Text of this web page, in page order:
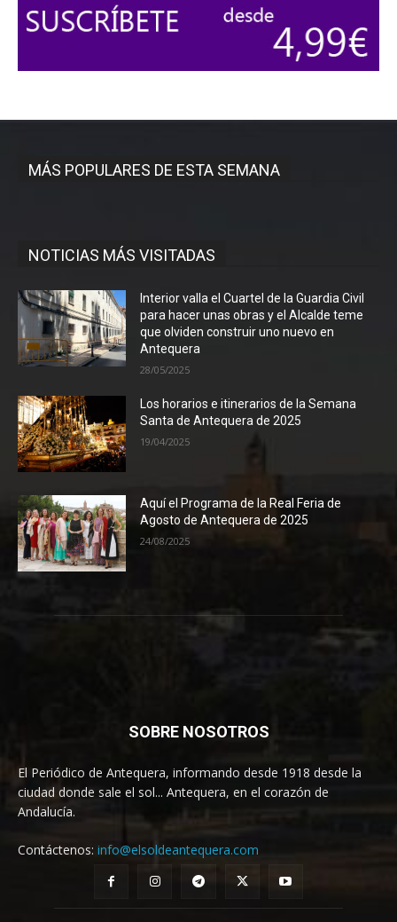
MÁS POPULARES DE ESTA SEMANA
NOTICIAS MÁS VISITADAS
Interior valla el Cuartel de la Guardia Civil
para hacer unas obras y el Alcalde teme
que olviden construir uno nuevo en
Antequera
28/05/2025
Los horarios e itinerarios de la Semana
Santa de Antequera de 2025
19/04/2025
Aquí el Programa de la Real Feria de
Agosto de Antequera de 2025
24/08/2025
SOBRE NOSOTROS
El Periódico de Antequera, informando desde 1918 desde la
ciudad donde sale el sol... Antequera, en el corazón de
Andalucía.
Contáctenos: info@elsoldeantequera.com